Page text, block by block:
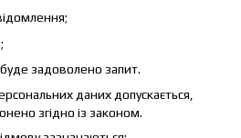
задоволено запит.
даних допускається,
згідно із законом.